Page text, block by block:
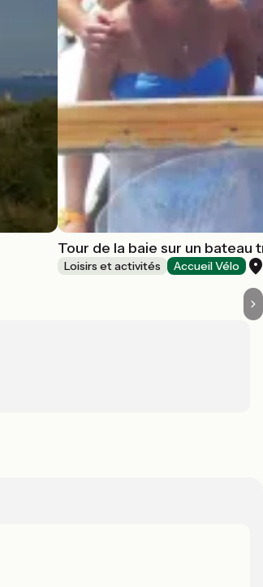
Tour de la baie sur un
Loisirs et activités Accueil Vélo